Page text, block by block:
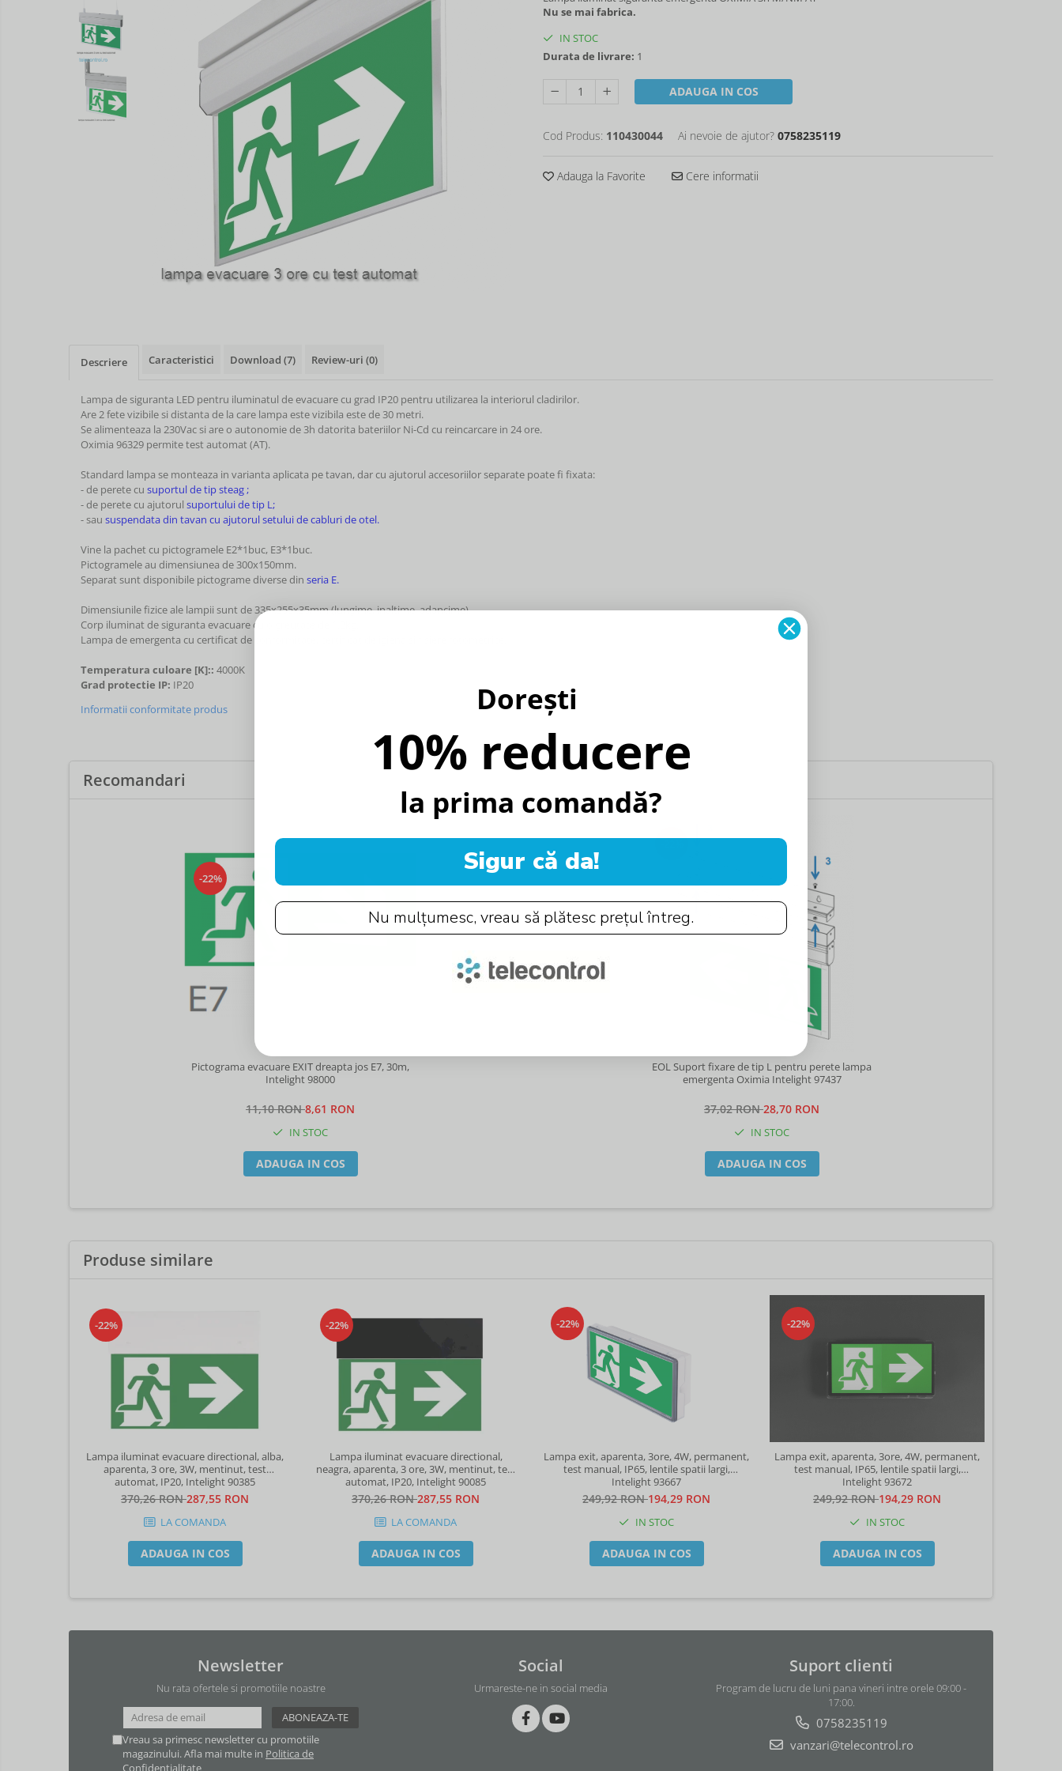
Nu se mai fabrica.
IN STOC
Durata de livrare: 1
ADAUGA IN COS
Cod Produs: 110430044 Ai nevoie de ajutor? 0758235119
Adauga la Favorite Cere informatii
Descriere Caracteristici Download (7) Review-uri (0)
Lampa de siguranta LED pentru iluminatul de evacuare cu grad IP20 pentru utilizarea la interiorul cladirilor.
Are 2 fete vizibile si distanta de la care lampa este vizibila este de 30 metri.
Se alimenteaza la 230Vac si are o autonomie de 3h datorita bateriilor Ni-Cd cu reincarcare in 24 ore.
Oximia 96329 permite test automat (AT).
Standard lampa se monteaza in varianta aplicata pe tavan, dar cu ajutorul accesoriilor separate poate fi fixata:
- de perete cu suportul de tip steag ;
- de perete cu ajutorul suportului de tip L;
- sau suspendata din tavan cu ajutorul setului de cabluri de otel.
Vine la pachet cu pictogramele E2*1buc, E3*1buc.
Pictogramele au dimensiunea de 300x150mm.
Separat sunt disponibile pictograme diverse din seria E.
Dimensiunile fizice ale lampii sunt de 335x255x35mm (lungime, inaltime, adancime).
Corp iluminat de siguranta evacuare cu o greutate de 1.2kg.
Lampa de emergenta cu certificat de conformitate, certificat de igiena si fisiere fotometrice.
Temperatura culoare [K]:: 4000K
Grad protectie IP: IP20
Informatii conformitate produs
Recomandari
-22%
Pictograma evacuare EXIT dreapta jos E7, 30m,
Intelight 98000
11,10 RON8,61 RON
IN STOC
ADAUGA IN COS
EOL Suport fixare de tip L pentru perete lampa
emergenta Oximia Intelight 97437
37,02 RON28,70 RON
IN STOC
ADAUGA IN COS
Produse similare
-22%
Lampa iluminat evacuare directional, alba,
aparenta, 3 ore, 3W, mentinut, test
automat, IP20, Intelight 90385
370,26 RON287,55 RON
LA COMANDA
ADAUGA IN COS
-22%
Lampa iluminat evacuare directional,
neagra, aparenta, 3 ore, 3W, mentinut, test
automat, IP20, Intelight 90085
370,26 RON287,55 RON
LA COMANDA
ADAUGA IN COS
-22%
Lampa exit, aparenta, 3ore, 4W, permanent,
test manual, IP65, lentile spatii largi,
Intelight 93667
249,92 RON194,29 RON
IN STOC
ADAUGA IN COS
-22%
Lampa exit, aparenta, 3ore, 4W, permanent,
test manual, IP65, lentile spatii largi,
Intelight 93672
249,92 RON194,29 RON
IN STOC
ADAUGA IN COS
Newsletter
Nu rata ofertele si promotiile noastre
Vreau sa primesc newsletter cu promotiile
magazinului. Afla mai multe in Politica de
Confidentialitate
Social
Urmareste-ne in social media
Suport clienti
Program de lucru de luni pana vineri intre orele 09:00 -
17:00.
0758235119
vanzari@telecontrol.ro
Dorești
10% reducere
la prima comandă?
Sigur că da!
Nu mulțumesc, vreau să plătesc prețul întreg.